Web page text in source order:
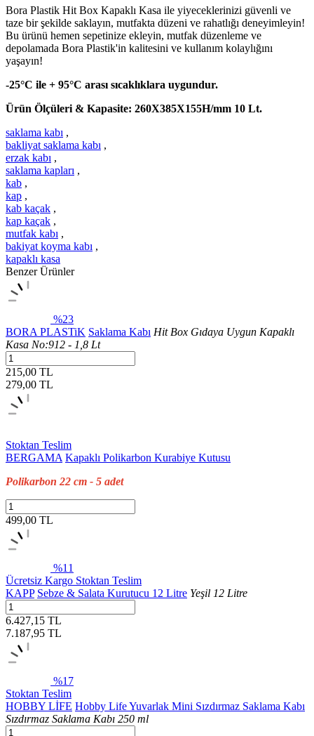
Bora Plastik Hit Box Kapaklı Kasa ile yiyeceklerinizi güvenli ve
taze bir şekilde saklayın, mutfakta düzeni ve rahatlığı deneyimleyin!
Bu ürünü hemen sepetinize ekleyin, mutfak düzenleme ve
depolamada Bora Plastik'in kalitesini ve kullanım kolaylığını
yaşayın!
-25°C ile + 95°C arası sıcaklıklara uygundur.
Ürün Ölçüleri & Kapasite: 260X385X155H/mm 10 Lt.
saklama kabı ,
bakliyat saklama kabı ,
erzak kabı ,
saklama kapları ,
kab ,
kap ,
kab kaçak ,
kap kaçak ,
mutfak kabı ,
bakiyat koyma kabı ,
kapaklı kasa
Benzer Ürünler
%23
BORA PLASTiK Saklama Kabı Hit Box Gıdaya Uygun Kapaklı
Kasa No:912 - 1,8 Lt
215,00 TL
279,00 TL
Stoktan Teslim
BERGAMA Kapaklı Polikarbon Kurabiye Kutusu
Polikarbon 22 cm - 5 adet
499,00 TL
%11
Ücretsiz Kargo Stoktan Teslim
KAPP Sebze & Salata Kurutucu 12 Litre Yeşil 12 Litre
6.427,15 TL
7.187,95 TL
%17
Stoktan Teslim
HOBBY LİFE Hobby Life Yuvarlak Mini Sızdırmaz Saklama Kabı
Sızdırmaz Saklama Kabı 250 ml